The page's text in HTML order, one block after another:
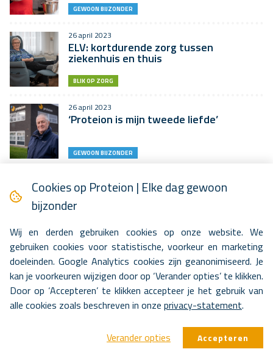
GEWOON BIJZONDER
26 april 2023
ELV: kortdurende zorg tussen
ziekenhuis en thuis
BLIK OP ZORG
26 april 2023
‘Proteion is mijn tweede liefde’
GEWOON BIJZONDER
Respijtzorg: een adempauze voor de
mantelzorger
11 april 2023
‘Ik ben misschien nog een puppy, maar ik
tel helemaal mee in het…
GEWOON BIJZONDER
Snel helemaal thuis in Hoenderpark
Cookies op Proteion | Elke dag gewoon
bijzonder
Wij en derden gebruiken cookies op onze website. We
gebruiken cookies voor statistische, voorkeur en marketing
doeleinden. Google Analytics cookies zijn geanonimiseerd. Je
kan je voorkeuren wijzigen door op ‘Verander opties’ te klikken.
Door op ‘Accepteren’ te klikken accepteer je het gebruik van
alle cookies zoals beschreven in onze privacy-statement.
Verander opties Accepteren